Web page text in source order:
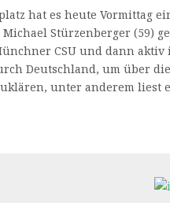
hat es heute Vormittag
Stürzenberger (59)
CSU und dann
Deutschland, um über
unter anderem liest